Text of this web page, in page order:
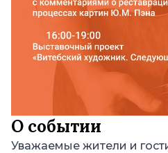
О событии
Уважаемые жители и